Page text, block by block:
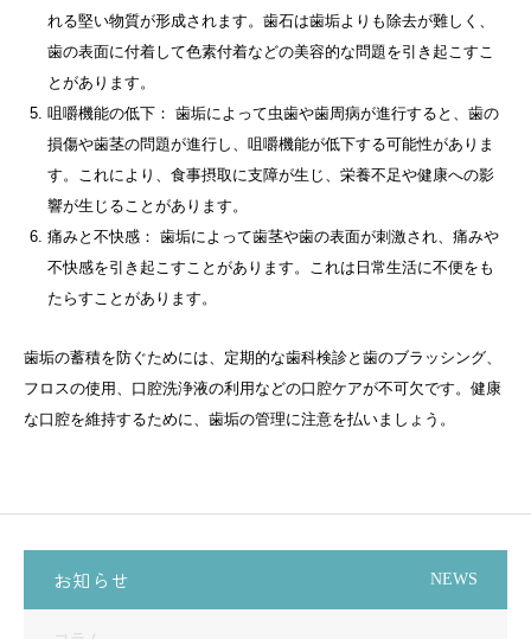
れる堅い物質が形成されます。歯石は歯垢よりも除去が難しく、
歯の表面に付着して色素付着などの美容的な問題を引き起こすこ
とがあります。
咀嚼機能の低下： 歯垢によって虫歯や歯周病が進行すると、歯の
損傷や歯茎の問題が進行し、咀嚼機能が低下する可能性がありま
す。これにより、食事摂取に支障が生じ、栄養不足や健康への影
響が生じることがあります。
痛みと不快感： 歯垢によって歯茎や歯の表面が刺激され、痛みや
不快感を引き起こすことがあります。これは日常生活に不便をも
たらすことがあります。
歯垢の蓄積を防ぐためには、定期的な歯科検診と歯のブラッシング、
フロスの使用、口腔洗浄液の利用などの口腔ケアが不可欠です。健康
な口腔を維持するために、歯垢の管理に注意を払いましょう。
お知らせ NEWS